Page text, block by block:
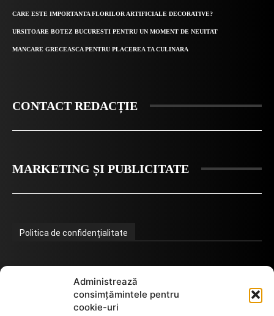
Administrează
consimțămintele pentru
cookie-uri
CARE ESTE IMPORTANTA FLORILOR ARTIFICIALE DECORATIVE?
URSITOARE BOTEZ BUCURESTI PENTRU UN MOMENT DE NEUITAT
MANCARE GRECEASCA PENTRU PLACEREA TA CULINARA
CONTACT REDACȚIE
MARKETING ȘI PUBLICITATE
Politica de confidențialitate
Termeni de utilizare